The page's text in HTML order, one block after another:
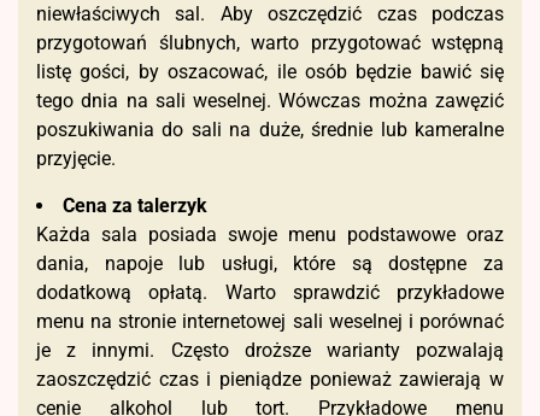
niewłaściwych sal. Aby oszczędzić czas podczas
przygotowań ślubnych, warto przygotować wstępną
listę gości, by oszacować, ile osób będzie bawić się
tego dnia na sali weselnej. Wówczas można zawęzić
poszukiwania do sali na duże, średnie lub kameralne
przyjęcie.
Cena za talerzyk
Każda sala posiada swoje menu podstawowe oraz
dania, napoje lub usługi, które są dostępne za
dodatkową opłatą. Warto sprawdzić przykładowe
menu na stronie internetowej sali weselnej i porównać
je z innymi. Często droższe warianty pozwalają
zaoszczędzić czas i pieniądze ponieważ zawierają w
cenie alkohol lub tort. Przykładowe menu